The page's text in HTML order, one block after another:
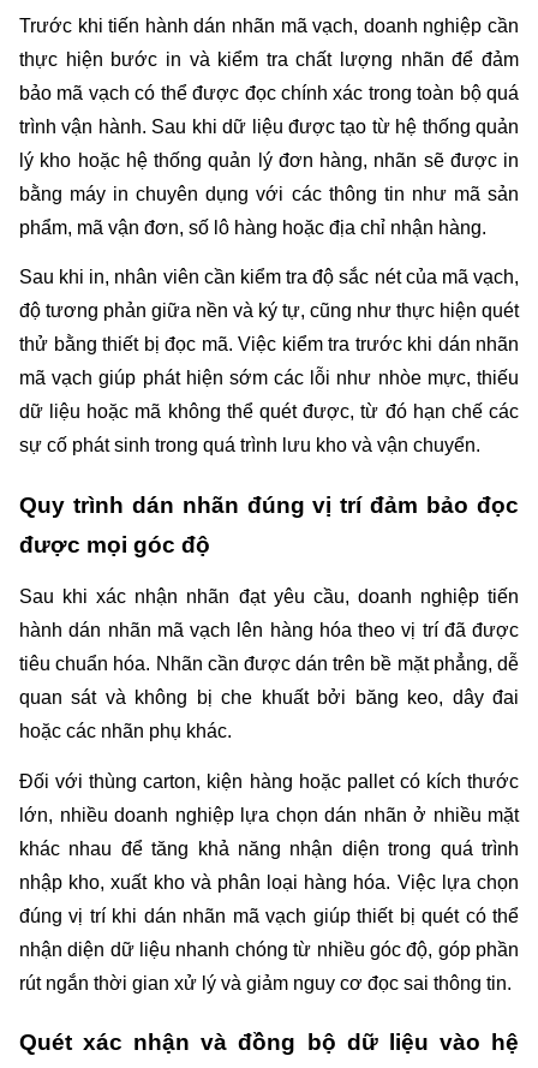
Trước khi tiến hành dán nhãn mã vạch, doanh nghiệp cần
thực hiện bước in và kiểm tra chất lượng nhãn để đảm
bảo mã vạch có thể được đọc chính xác trong toàn bộ quá
trình vận hành. Sau khi dữ liệu được tạo từ hệ thống quản
lý kho hoặc hệ thống quản lý đơn hàng, nhãn sẽ được in
bằng máy in chuyên dụng với các thông tin như mã sản
phẩm, mã vận đơn, số lô hàng hoặc địa chỉ nhận hàng.
Sau khi in, nhân viên cần kiểm tra độ sắc nét của mã vạch,
độ tương phản giữa nền và ký tự, cũng như thực hiện quét
thử bằng thiết bị đọc mã. Việc kiểm tra trước khi dán nhãn
mã vạch giúp phát hiện sớm các lỗi như nhòe mực, thiếu
dữ liệu hoặc mã không thể quét được, từ đó hạn chế các
sự cố phát sinh trong quá trình lưu kho và vận chuyển.
Quy trình dán nhãn đúng vị trí đảm bảo đọc
được mọi góc độ
Sau khi xác nhận nhãn đạt yêu cầu, doanh nghiệp tiến
hành dán nhãn mã vạch lên hàng hóa theo vị trí đã được
tiêu chuẩn hóa. Nhãn cần được dán trên bề mặt phẳng, dễ
quan sát và không bị che khuất bởi băng keo, dây đai
hoặc các nhãn phụ khác.
Đối với thùng carton, kiện hàng hoặc pallet có kích thước
lớn, nhiều doanh nghiệp lựa chọn dán nhãn ở nhiều mặt
khác nhau để tăng khả năng nhận diện trong quá trình
nhập kho, xuất kho và phân loại hàng hóa. Việc lựa chọn
đúng vị trí khi dán nhãn mã vạch giúp thiết bị quét có thể
nhận diện dữ liệu nhanh chóng từ nhiều góc độ, góp phần
rút ngắn thời gian xử lý và giảm nguy cơ đọc sai thông tin.
Quét xác nhận và đồng bộ dữ liệu vào hệ